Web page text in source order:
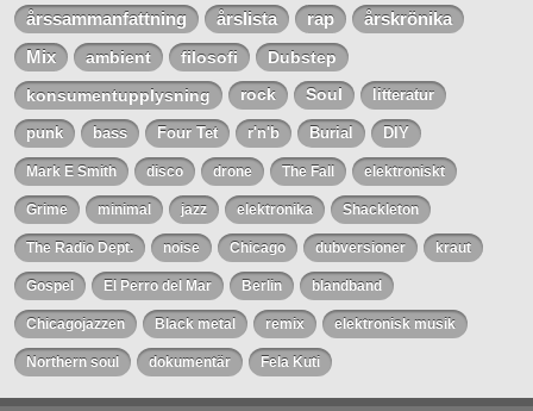
årssammanfattning årslista rap
årskrönika
Mix
ambient filosofi
Dubstep
konsumentupplysning
rock Soul litteratur
punk bass Four Tet r'n'b Burial DIY
Mark E Smith disco drone The Fall elektroniskt
Grime minimal jazz elektronika Shackleton
The Radio Dept. noise Chicago dubversioner kraut
Gospel El Perro del Mar Berlin blandband
Chicagojazzen Black metal remix elektronisk musik
Northern soul dokumentär Fela Kuti